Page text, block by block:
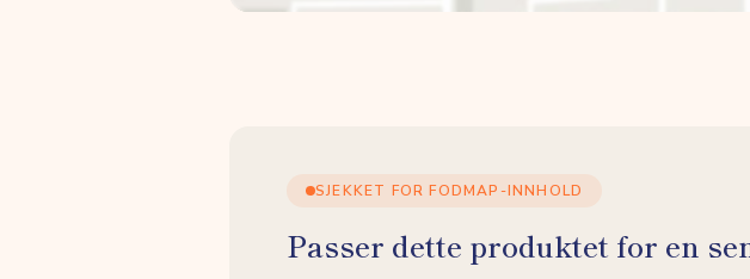
SJEKKET FOR FODMAP-INNHOLD
Passer dette produktet for en